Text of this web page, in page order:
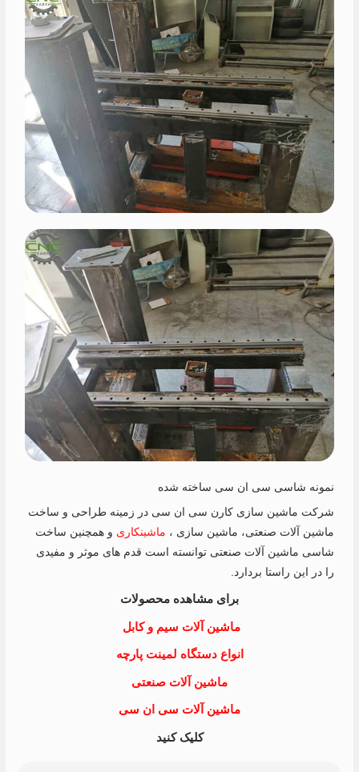
نمونه شاسی سی ان سی ساخته شده
شرکت ماشین سازی کارن سی ان سی در زمینه طراحی و ساخت
ماشین آلات صنعتی، ماشین سازی ، ماشینکاری و همچنین ساخت
شاسی ماشین آلات صنعتی توانسته است قدم های موثر و مفیدی
را در این راستا بردارد.
برای مشاهده محصولات
ماشین آلات سیم و کابل
انواع دستگاه لمینت پارچه
ماشین آلات صنعتی
ماشین آلات سی ان سی
کلیک کنید